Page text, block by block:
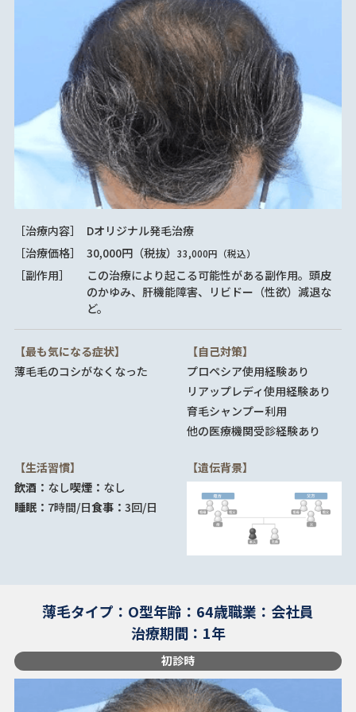
［治療内容］
Dオリジナル発毛治療
［治療価格］
30,000円（税抜） 33,000円（税込）
［副作用］
この治療により起こる可能性がある副作用。頭皮
のかゆみ、肝機能障害、リビドー（性欲）減退な
ど。
【最も気になる症状】
薄毛毛のコシがなくなった
【自己対策】
プロペシア使用経験あり
リアップレディ使用経験あり
育毛シャンプー利用
他の医療機関受診経験あり
【生活習慣】
飲酒： なし喫煙： なし
睡眠： 7時間/日食事： 3回/日
【遺伝背景】
薄毛タイプ：O型年齢：64歳職業：会社員
治療期間：1年
初診時